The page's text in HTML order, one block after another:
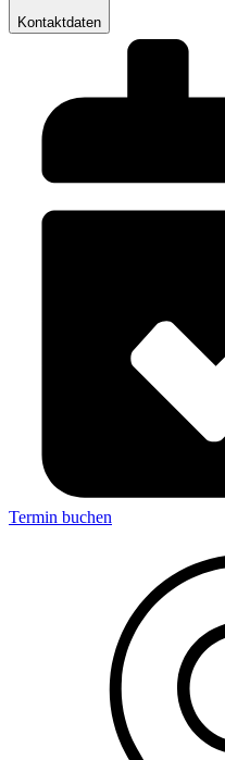
Kontaktdaten
Termin buchen